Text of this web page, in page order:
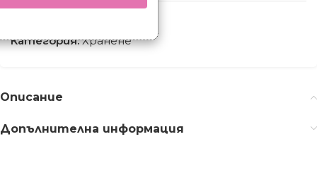
Категория: Хранене
Описание
Допълнителна информация